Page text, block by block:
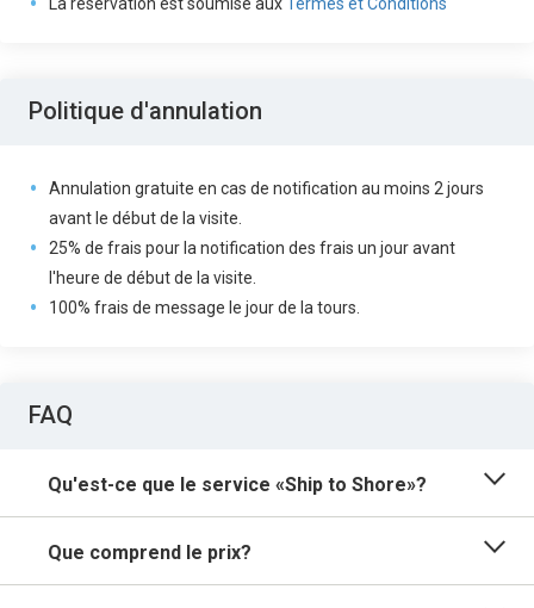
Politique d'annulation
Annulation gratuite en cas de notification au moins 2 jours
avant le début de la visite.
25% de frais pour la notification des frais un jour avant
l'heure de début de la visite.
100% frais de message le jour de la tours.
FAQ
Qu'est-ce que le service «Ship to Shore»?
Que comprend le prix?